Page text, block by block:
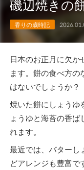
磯辺焼きの
香りの歳時記
日本のお正月に欠か
ます。餅の食べ方
はないでしょうか？
焼いた餅にしょうゆ
ょうゆと海苔の香ば
れます。
最近では、バターし
どアレンジも豊富